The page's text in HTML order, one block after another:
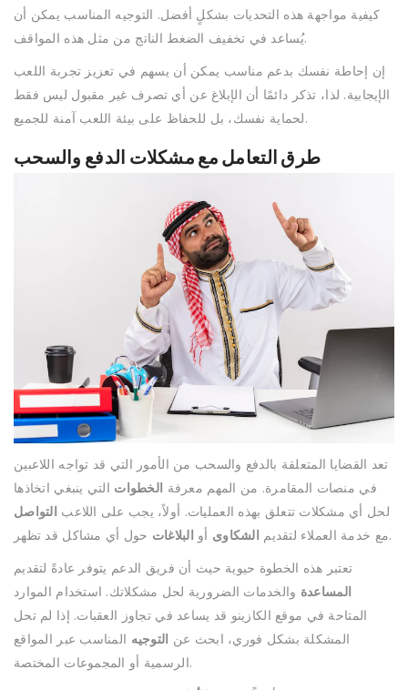
كيفية مواجهة هذه التحديات بشكلٍ أفضل. التوجيه المناسب يمكن أن
يُساعد في تخفيف الضغط الناتج من مثل هذه المواقف.
إن إحاطة نفسك بدعم مناسب يمكن أن يسهم في تعزيز تجربة اللعب
الإيجابية. لذا، تذكر دائمًا أن الإبلاغ عن أي تصرف غير مقبول ليس فقط
لحماية نفسك، بل للحفاظ على بيئة اللعب آمنة للجميع.
طرق التعامل مع مشكلات الدفع والسحب
تعد القضايا المتعلقة بالدفع والسحب من الأمور التي قد تواجه اللاعبين
في منصات المقامرة. من المهم معرفة الخطوات التي ينبغي اتخاذها
لحل أي مشكلات تتعلق بهذه العمليات. أولاً، يجب على اللاعب التواصل
مع خدمة العملاء لتقديم الشكاوى أو البلاغات
حول أي مشاكل قد تظهر.
تعتبر هذه الخطوة حيوية حيث أن فريق الدعم يتوفر عادةً لتقديم
المساعدة والخدمات الضرورية لحل مشكلاتك. استخدام الموارد
المتاحة في موقع الكازينو قد يساعد في تجاوز العقبات. إذا لم تحل
المشكلة بشكل فوري، ابحث عن التوجيه المناسب عبر المواقع
الرسمية أو المجموعات المختصة.